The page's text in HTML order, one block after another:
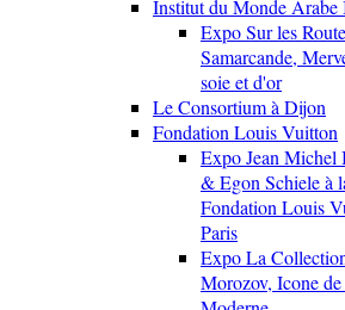
Institut du Monde
Expo Sur les
Samarcande,
soie et d'or
Le Consortium à Dijon
Fondation Louis Vuitton
Expo Jean Michel
& Egon Schiele à
Fondation Louis
Paris
Expo La
Morozov, Icone